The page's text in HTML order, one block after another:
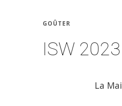
GOÛTER
ISW
La